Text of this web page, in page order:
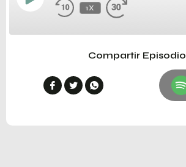
1X
Compartir Episodio